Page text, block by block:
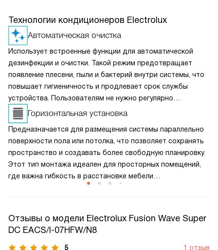
Технологии кондиционеров Electrolux
Автоматическая очистка
Использует встроенные функции для автоматической
дезинфекции и очистки. Такой режим предотвращает
появление плесени, пыли и бактерий внутри системы, что
повышает гигиеничность и продлевает срок службы
устройства. Пользователям не нужно регулярно
проводить сложное обслуживание — техника сама
заботится о своей чистоте, оставаясь эффективной
и безопасной.
Горизонтальная установка
Предназначается для размещения системы параллельно
поверхности пола или потолка, что позволяет сохранять
пространство и создавать более свободную планировку.
Этот тип монтажа идеален для просторных помещений,
где важна гибкость в расстановке мебели
температуры.
Отзывы о модели Electrolux Fusion Wave Super
DC EACS/I-07HFW/N8
5 1 отзыв